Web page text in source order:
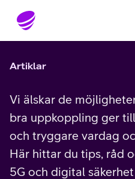
Gå till sidans innehåll
Artiklar
Vi älskar de
bra uppkoppling ger
och tryggare vardag
Här hittar du tips, råd
5G och digital